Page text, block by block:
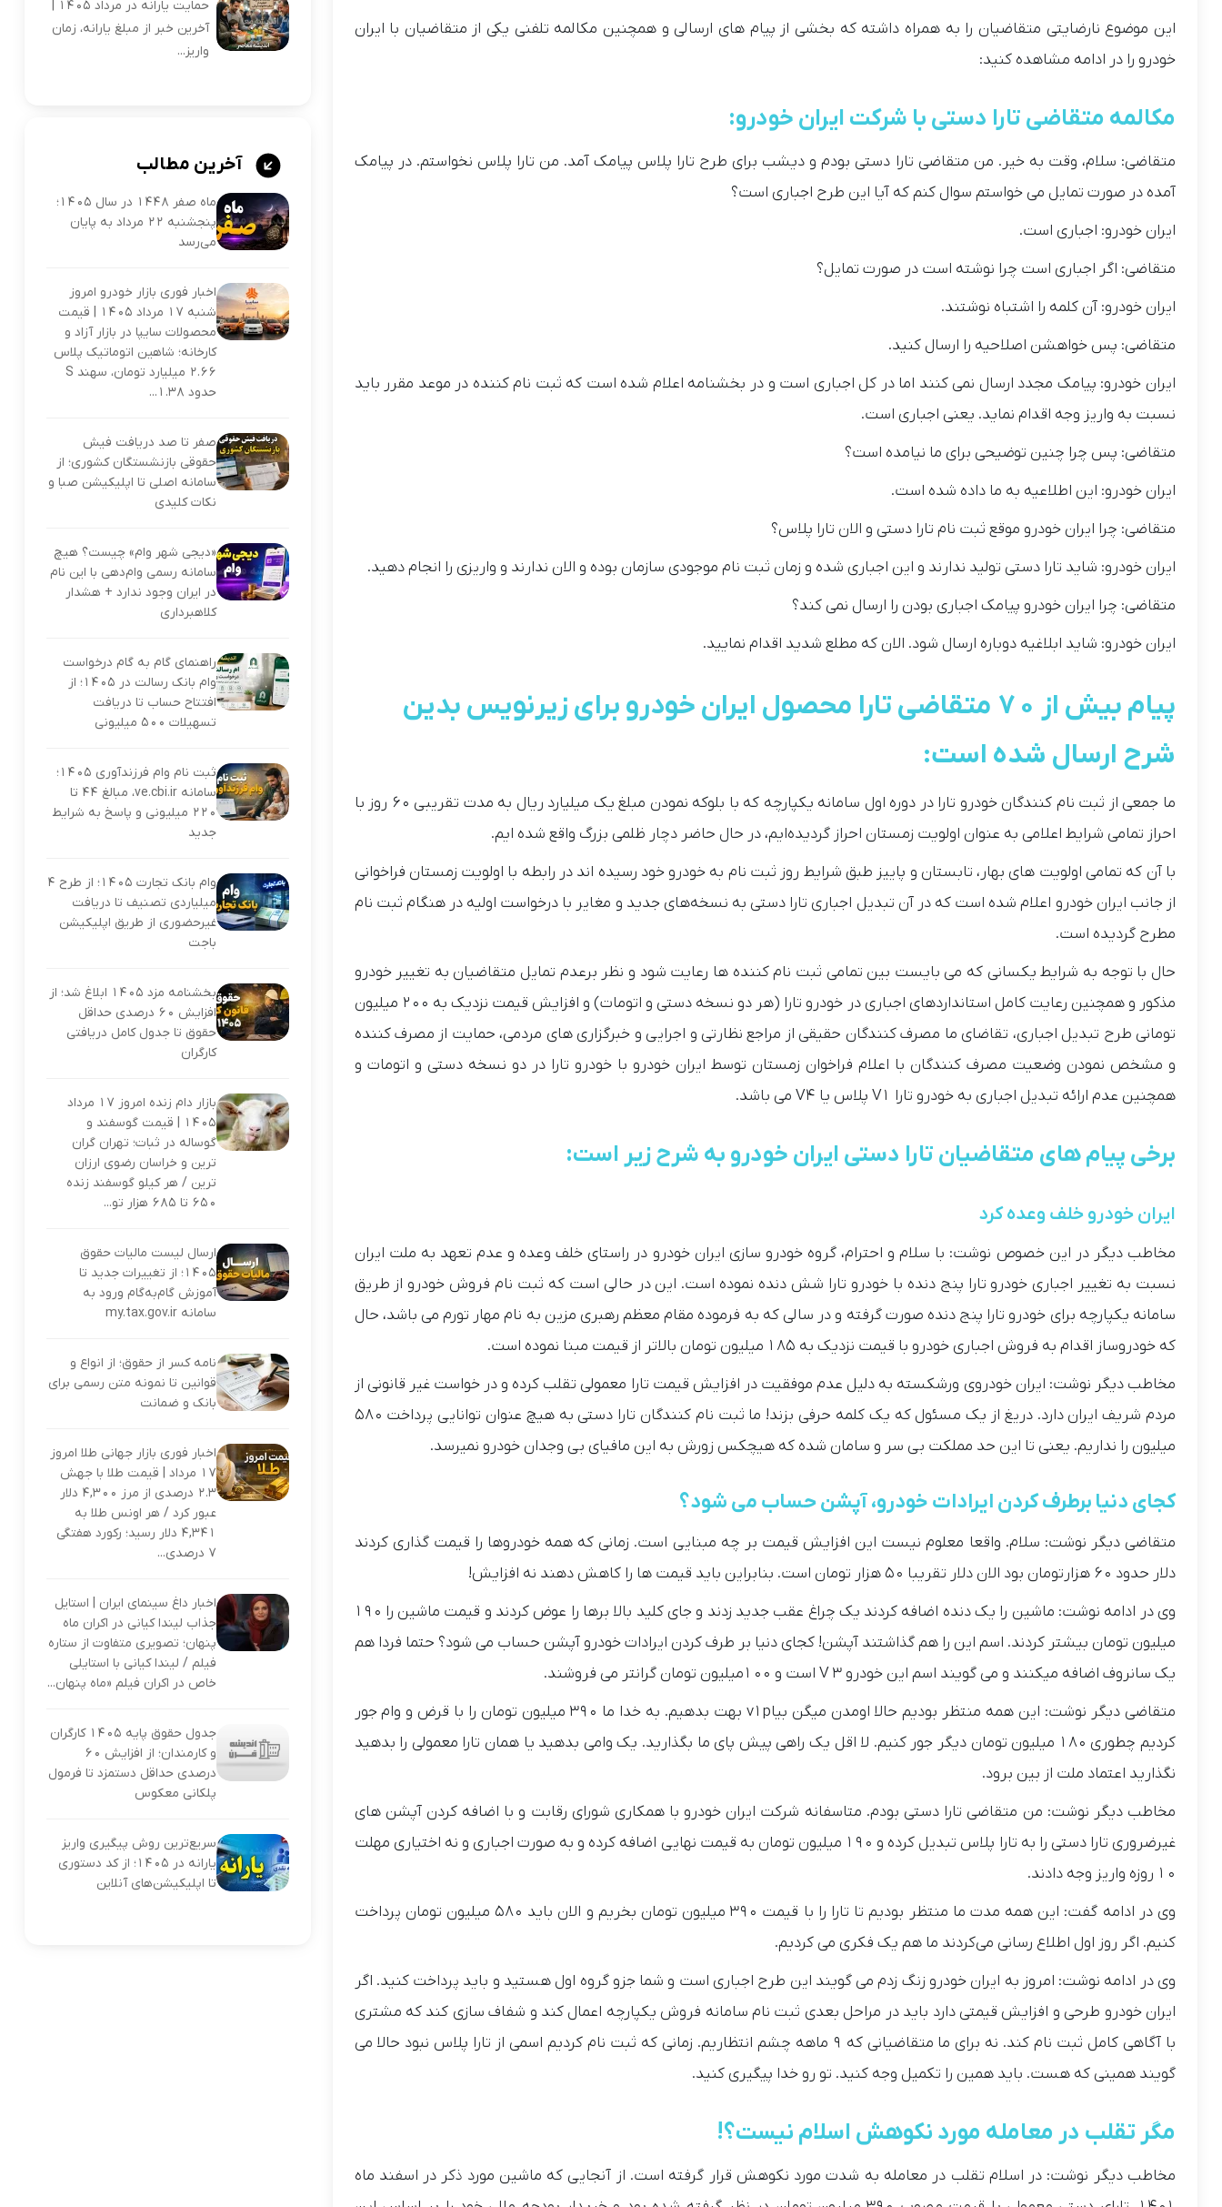
این موضوع نارضایتی متقاضیان را به همراه داشته که بخشی از پیام های ارسالی و همچنین مکالمه تلفنی یکی از متقاضیان با ایران
خودرو را در ادامه مشاهده کنید:
مکالمه متقاضی تارا دستی با شرکت ایران خودرو:
متقاضی: سلام، وقت به خیر. من متقاضی تارا دستی بودم و دیشب برای طرح تارا پلاس پیامک آمد. من تارا پلاس نخواستم. در پیامک
آمده در صورت تمایل می خواستم سوال کنم که آیا این طرح اجباری است؟
ایران خودرو: اجباری است.
متقاضی: اگر اجباری است چرا نوشته است در صورت تمایل؟
ایران خودرو: آن کلمه را اشتباه نوشتند.
متقاضی: پس خواهشن اصلاحیه را ارسال کنید.
ایران خودرو: پیامک مجدد ارسال نمی کنند اما در کل اجباری است و در بخشنامه اعلام شده است که ثبت نام کننده در موعد مقرر باید
نسبت به واریز وجه اقدام نماید. یعنی اجباری است.
متقاضی: پس چرا چنین توضیحی برای ما نیامده است؟
ایران خودرو: این اطلاعیه به ما داده شده است.
متقاضی: چرا ایران خودرو موقع ثبت نام تارا دستی و الان تارا پلاس؟
ایران خودرو: شاید تارا دستی تولید ندارند و این اجباری شده و زمان ثبت نام موجودی سازمان بوده و الان ندارند و واریزی را انجام دهید.
متقاضی: چرا ایران خودرو پیامک اجباری بودن را ارسال نمی کند؟
ایران خودرو: شاید ابلاغیه دوباره ارسال شود. الان که مطلع شدید اقدام نمایید.
پیام بیش از ۷۰ متقاضی تارا محصول ایران خودرو برای زیرنویس بدین
شرح ارسال شده است:
ما جمعی از ثبت نام کنندگان خودرو تارا در دوره اول سامانه یکپارچه که با بلوکه نمودن مبلغ یک میلیارد ریال به مدت تقریبی ۶۰ روز با
احراز تمامی شرایط اعلامی به عنوان اولویت زمستان احراز گردیده‌ایم، در حال حاضر دچار ظلمی بزرگ واقع شده ایم.
با آن که تمامی اولویت های بهار، تابستان و پاییز طبق شرایط روز ثبت نام به خودرو خود رسیده اند در رابطه با اولویت زمستان فراخوانی
از جانب ایران خودرو اعلام شده است که در آن تبدیل اجباری تارا دستی به نسخه‌های جدید و مغایر با درخواست اولیه در هنگام ثبت نام
مطرح گردیده است.
حال با توجه به شرایط یکسانی که می بایست بین تمامی ثبت نام کننده ها رعایت شود و نظر برعدم تمایل متقاضیان به تغییر خودرو
مذکور و همچنین رعایت کامل استاندارد‌های اجباری در خودرو تارا (هر دو نسخه دستی و اتومات) و افزایش قیمت نزدیک به ۲۰۰ میلیون
تومانی طرح تبدیل اجباری، تقاضای ما مصرف کنندگان حقیقی از مراجع نظارتی و اجرایی و خبرگزاری های مردمی، حمایت از مصرف کننده
و مشخص نمودن وضعیت مصرف کنندگان با اعلام فراخوان زمستان توسط ایران خودرو با خودرو تارا در دو نسخه دستی و اتومات و
همچنین‌ عدم ارائه تبدیل اجباری به خودرو تارا V۱ پلاس یا V۴ می‌ باشد.
برخی پیام های متقاضیان تارا دستی ایران خودرو به شرح زیر است:
ایران خودرو خلف وعده کرد
مخاطب دیگر در این خصوص نوشت: با سلام و احترام، گروه خودرو سازی ایران خودرو در راستای خلف وعده و عدم تعهد به ملت ایران
نسبت به تغییر اجباری خودرو تارا پنج دنده با خودرو تارا شش دنده نموده است. این در حالی است که ثبت نام فروش خودرو از طریق
سامانه یکپارچه برای خودرو تارا پنج دنده صورت گرفته و در سالی که به فرموده مقام معظم رهبری مزین به نام مهار تورم می باشد، حال
که خودروساز اقدام به فروش اجباری خودرو با قیمت نزدیک به ۱۸۵ میلیون تومان بالاتر از قیمت مبنا نموده است.
مخاطب دیگر نوشت: ایران خودروی ورشکسته به دلیل عدم موفقیت در افزایش قیمت تارا معمولی تقلب کرده و در خواست غیر قانونی از
مردم شریف ایران دارد. دریغ از یک مسئول که یک کلمه حرفی بزند! ما ثبت نام کنندگان تارا دستی به هیچ عنوان توانایی پرداخت ۵۸۰
میلیون را نداریم. یعنی تا این حد مملکت بی سر و سامان شده که هیچکس زورش به این مافیای بی وجدان خودرو نمیرسد.
کجای دنیا برطرف کردن ایرادات خودرو، آپشن حساب می شود؟
متقاضی دیگر نوشت: سلام. واقعا معلوم نیست این افزایش قیمت بر چه مبنایی است. زمانی که همه خودروها را قیمت گذاری کردند
دلار حدود ۶۰ هزارتومان بود الان دلار تقریبا ۵۰ هزار تومان است. بنابراین باید قیمت ها را کاهش دهند نه افزایش!
وی در ادامه نوشت: ماشین را یک دنده اضافه کردند یک چراغ عقب جدید زدند و جای کلید بالا برها را عوض کردند و قیمت ماشین را ۱۹۰
میلیون تومان بیشتر کردند. اسم این را هم گذاشتند آپشن! کجای دنیا بر طرف کردن ایرادات خودرو آپشن حساب می شود؟ حتما فردا هم
یک سانروف اضافه میکنند و می گویند اسم این خودرو V 3 است و ۱۰۰میلیون تومان گرانتر می فروشند.
متقاضی دیگر نوشت: این همه منتظر بودیم حالا اومدن میگن بیاv1p بهت بدهیم. به خدا ما ۳۹۰ میلیون تومان را با قرض و وام جور
کردیم چطوری ۱۸۰ میلیون تومان دیگر جور کنیم. لا اقل یک راهی پیش پای ما بگذارید. یک وامی بدهید یا همان تارا معمولی را بدهید
نگذارید اعتماد ملت از بین برود.
مخاطب دیگر نوشت: من متقاضی تارا دستی بودم. متاسفانه شرکت ایران خودرو با همکاری شورای رقابت و با اضافه کردن آپشن های
غیرضروری تارا دستی را به تارا پلاس تبدیل کرده و ۱۹۰ میلیون تومان به قیمت نهایی اضافه کرده و به صورت اجباری و نه اختیاری مهلت
۱۰ روزه واریز وجه دادند.
وی در ادامه گفت: این همه مدت ما منتظر بودیم تا تارا را با قیمت ۳۹۰ میلیون تومان بخریم و الان باید ۵۸۰ میلیون تومان پرداخت
کنیم. اگر روز اول اطلاع رسانی می‌کردند ما هم یک فکری می کردیم.
وی در ادامه نوشت: امروز به ایران خودرو زنگ زدم می گویند این طرح اجباری است و شما جزو گروه اول هستید و باید پرداخت کنید. اگر
ایران خودرو طرحی و افزایش قیمتی دارد باید در مراحل بعدی ثبت نام سامانه فروش یکپارچه اعمال کند و شفاف سازی کند که مشتری
با آگاهی کامل ثبت نام کند. نه برای ما متقاضیانی که ۹ ماهه چشم انتظاریم. زمانی که ثبت نام کردیم اسمی از تارا پلاس نبود حالا می
گویند همینی که هست. باید همین را تکمیل وجه کنید. تو رو خدا پیگیری کنید.
مگر تقلب در معامله مورد نکوهش اسلام نیست؟!
مخاطب دیگر نوشت: در اسلام تقلب در معامله به شدت مورد نکوهش قرار گرفته است. از آنجایی که ماشین مورد ذکر در اسفند ماه
حمایت یارانه در مرداد ۱۴۰۵ |
آخرین خبر از مبلغ یارانه، زمان
واریز...
آخرین مطالب
ماه صفر ۱۴۴۸ در سال ۱۴۰۵؛
پنجشنبه ۲۲ مرداد به پایان
می‌رسد
اخبار فوری بازار خودرو امروز
شنبه ۱۷ مرداد ۱۴۰۵ | قیمت
محصولات سایپا در بازار آزاد و
کارخانه؛ شاهین اتوماتیک پلاس
۲.۶۶ میلیارد تومان، سهند S
حدود ۱.۳۸...
صفر تا صد دریافت فیش
حقوقی بازنشستگان کشوری؛ از
سامانه اصلی تا اپلیکیشن صبا و
نکات کلیدی
«دیجی شهر وام» چیست؟ هیچ
سامانه رسمی وام‌دهی با این نام
در ایران وجود ندارد + هشدار
کلاهبرداری
راهنمای گام به گام درخواست
وام بانک رسالت در ۱۴۰۵؛ از
افتتاح حساب تا دریافت
تسهیلات ۵۰۰ میلیونی
ثبت نام وام فرزندآوری ۱۴۰۵؛
سامانه ve.cbi.ir، مبالغ ۴۴ تا
۲۲۰ میلیونی و پاسخ به شرایط
جدید
وام بانک تجارت ۱۴۰۵؛ از طرح ۴
میلیاردی تصنیف تا دریافت
غیرحضوری از طریق اپلیکیشن
باجت
بخشنامه مزد ۱۴۰۵ ابلاغ شد؛ از
افزایش ۶۰ درصدی حداقل
حقوق تا جدول کامل دریافتی
کارگران
بازار دام زنده امروز ۱۷ مرداد
۱۴۰۵ | قیمت گوسفند و
گوساله در ثبات؛ تهران گران‌
ترین و خراسان رضوی ارزان‌
ترین / هر کیلو گوسفند زنده
۶۵۰ تا ۶۸۵ هزار تو...
ارسال لیست مالیات حقوق
۱۴۰۵؛ از تغییرات جدید تا
آموزش گام‌به‌گام ورود به
سامانه my.tax.gov.ir
نامه کسر از حقوق؛ از انواع و
قوانین تا نمونه متن رسمی برای
بانک و ضمانت
اخبار فوری بازار جهانی طلا امروز
۱۷ مرداد | قیمت طلا با جهش
۲.۳ درصدی از مرز ۴,۳۰۰ دلار
عبور کرد / هر اونس طلا به
۴,۳۴۱ دلار رسید؛ رکورد هفتگی
۷ درصدی...
اخبار داغ سینمای ایران | استایل
جذاب لیندا کیانی در اکران ماه
پنهان؛ تصویری متفاوت از ستاره
فیلم / لیندا کیانی با استایلی
خاص در اکران فیلم «ماه پنهان...
جدول حقوق پایه ۱۴۰۵ کارگران
و کارمندان؛ از افزایش ۶۰
درصدی حداقل دستمزد تا فرمول
پلکانی معکوس
سریع‌ترین روش پیگیری واریز
یارانه در ۱۴۰۵؛ از کد دستوری
تا اپلیکیشن‌های آنلاین